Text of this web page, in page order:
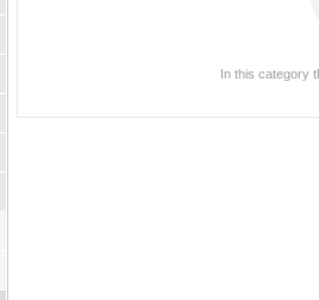
In this category